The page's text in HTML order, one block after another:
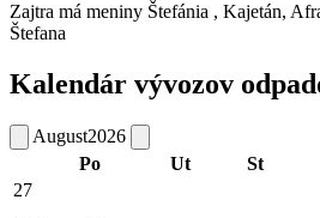
Zajtra má meniny Štefánia , Kajetán,
Štefana
Kalendár vývozov
August2026
Po
Ut St
27